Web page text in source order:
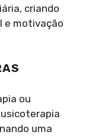
criando
e motivação
ou
uma